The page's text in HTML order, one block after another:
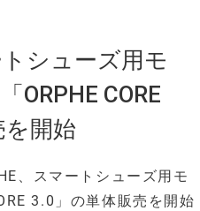
シューズ用モ
ORPHE CORE
開始
、スマートシューズ用モ
3.0」の単体販売を開始